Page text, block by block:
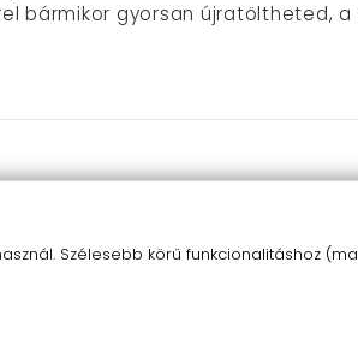
bármikor gyorsan újratöltheted,
kell világítanod, így szabad
pakolsz vagy halat emelsz
az iránytű a helyes útvonal
hiszen messziről
Szélesebb körű funkcionalitáshoz